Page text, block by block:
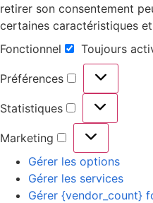
retirer son consentement
certaines caractéristiques
Fonctionnel
Toujours
Préférences
Statistiques
Marketing
Gérer les options
Gérer les services
Gérer {vendor_count}